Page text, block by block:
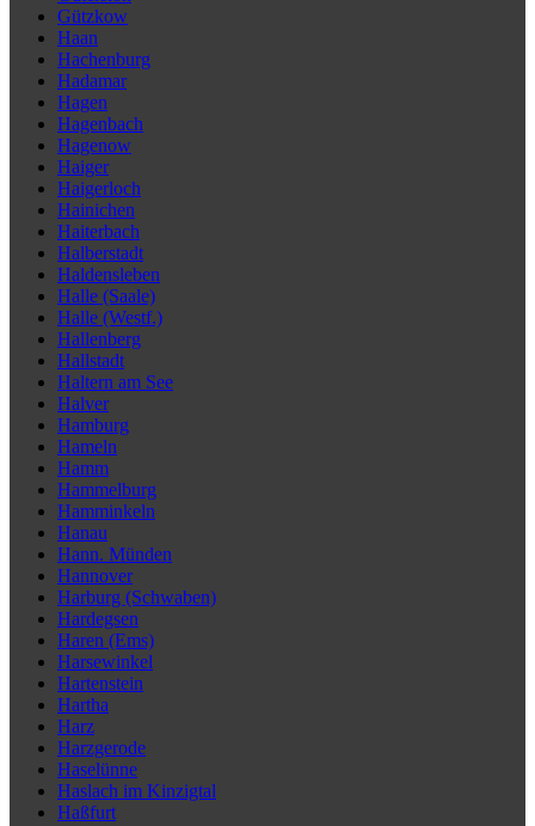
Gützkow
Haan
Hachenburg
Hadamar
Hagen
Hagenbach
Hagenow
Haiger
Haigerloch
Hainichen
Haiterbach
Halberstadt
Haldensleben
Halle (Saale)
Halle (Westf.)
Hallenberg
Hallstadt
Haltern am See
Halver
Hamburg
Hameln
Hamm
Hammelburg
Hamminkeln
Hanau
Hann. Münden
Hannover
Harburg (Schwaben)
Hardegsen
Haren (Ems)
Harsewinkel
Hartenstein
Hartha
Harz
Harzgerode
Haselünne
Haslach im Kinzigtal
Haßfurt